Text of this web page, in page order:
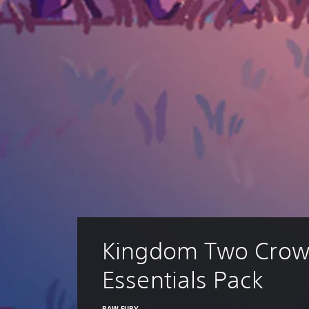
Kingdom Two
Essentials Pack